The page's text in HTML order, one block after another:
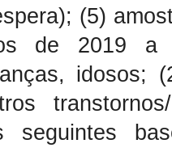
(5)
de 2019
idosos;
seguintes